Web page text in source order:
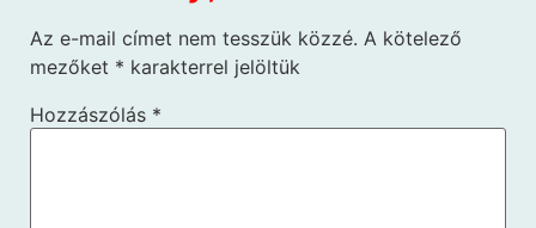
Az e-mail címet nem tesszük közzé. A kötelező
mezőket * karakterrel jelöltük
Hozzászólás *